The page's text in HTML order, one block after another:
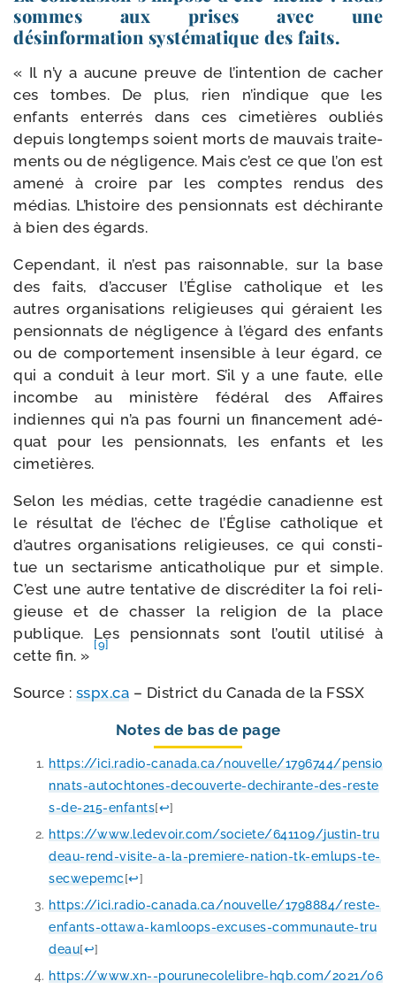
sommes aux prises avec une
désinformation systématique des faits.
« Il n’y a aucune preuve de l’in­ten­tion de cacher
ces tombes. De plus, rien n’in­dique que les
enfants enter­rés dans ces cime­tières oubliés
depuis long­temps soient morts de mau­vais trai­te­
ments ou de négli­gence. Mais c’est ce que l’on est
ame­né à croire par les comptes ren­dus des
médias. L’histoire des pen­sion­nats est déchi­rante
à bien des égards.
Cependant, il n’est pas rai­son­nable, sur la base
des faits, d’ac­cu­ser l’Église catho­lique et les
autres orga­ni­sa­tions reli­gieuses qui géraient les
pen­sion­nats de négli­gence à l’é­gard des enfants
ou de com­por­te­ment insen­sible à leur égard, ce
qui a conduit à leur mort. S’il y a une faute, elle
incombe au minis­tère fédé­ral des Affaires
indiennes qui n’a pas four­ni un finan­ce­ment adé­
quat pour les pen­sion­nats, les enfants et les
cimetières.
Selon les médias, cette tra­gé­die cana­dienne est
le résul­tat de l’é­chec de l’Église catho­lique et
d’autres orga­ni­sa­tions reli­gieuses, ce qui consti­
tue un sec­ta­risme anti­ca­tho­lique pur et simple.
C’est une autre ten­ta­tive de dis­cré­di­ter la foi reli­
gieuse et de chas­ser la reli­gion de la place
publique. Les pen­sion­nats sont l’ou­til uti­li­sé à
cette fin. »
[9]
Source : sspx.ca – District du Canada de la FSSX
Notes de bas de page
https://​ici​.radio​-cana​da​.ca/​n​o​u​v​e​l​l​e​/​1​7​9​6​7​4​4​/​p​e​n​s​i​o​
n​n​a​t​s​-​a​u​t​o​c​h​t​o​n​e​s​-​d​e​c​o​u​v​e​r​t​e​-​d​e​c​h​i​r​a​n​t​e​-​d​e​s​-​r​e​s​t​e​
s​-​d​e​-​2​1​5​-​e​n​f​a​nts[↩]
https://​www​.lede​voir​.com/​s​o​c​i​e​t​e​/​6​4​1​1​0​9​/​j​u​s​t​i​n​-​t​r​u​
d​e​a​u​-​r​e​n​d​-​v​i​s​i​t​e​-​a​-​l​a​-​p​r​e​m​i​e​r​e​-​n​a​t​i​o​n​-​t​k​-​e​m​l​u​p​s​-​t​e​-​
s​e​c​w​e​p​emc[↩]
https://​ici​.radio​-cana​da​.ca/​n​o​u​v​e​l​l​e​/​1​7​9​8​8​8​4​/​r​e​s​t​e​-​
e​n​f​a​n​t​s​-​o​t​t​a​w​a​-​k​a​m​l​o​o​p​s​-​e​x​c​u​s​e​s​-​c​o​m​m​u​n​a​u​t​e​-​t​r​u​
d​eau[↩]
https://​www​.xn​-​-pou​ru​ne​co​le​libre​-hqb​.com/​2​0​2​1​/​0​6​